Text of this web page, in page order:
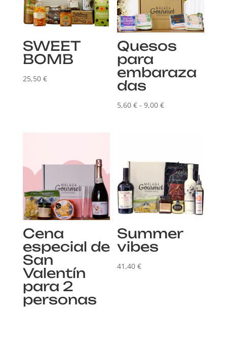
SWEET
BOMB
25,50 €
Quesos
para
embaraza
das
5,60€ - 9,00€Rango
hasta
9,00 €
Cena
especial de
San
Valentín
para 2
personas
Summer
vibes
41,40€